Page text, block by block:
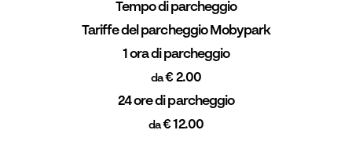
Tempo di parcheggio
Tariffe del parcheggio Mobypark
1 ora di parcheggio
da€ 2.00
24 ore di parcheggio
da€ 12.00